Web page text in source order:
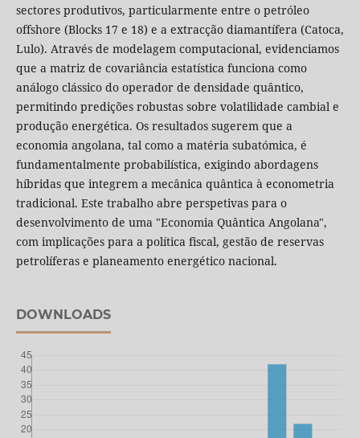
sectores produtivos, particularmente entre o petróleo
offshore (Blocks 17 e 18) e a extracção diamantífera (Catoca,
Lulo). Através de modelagem computacional, evidenciamos
que a matriz de covariância estatística funciona como
análogo clássico do operador de densidade quântico,
permitindo predições robustas sobre volatilidade cambial e
produção energética. Os resultados sugerem que a
economia angolana, tal como a matéria subatómica, é
fundamentalmente probabilística, exigindo abordagens
híbridas que integrem a mecânica quântica à econometria
tradicional. Este trabalho abre perspetivas para o
desenvolvimento de uma "Economia Quântica Angolana",
com implicações para a política fiscal, gestão de reservas
petrolíferas e planeamento energético nacional.
DOWNLOADS